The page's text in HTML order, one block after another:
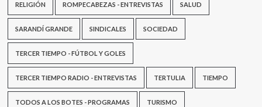
RELIGIÓN ROMPECABEZAS - ENTREVISTAS SALUD
SARANDÍ GRANDE SINDICALES SOCIEDAD
TERCER TIEMPO - FÚTBOL Y GOLES
TERCER TIEMPO RADIO - ENTREVISTAS TERTULIA TIEMPO
TODOS A LOS BOTES - PROGRAMAS TURISMO